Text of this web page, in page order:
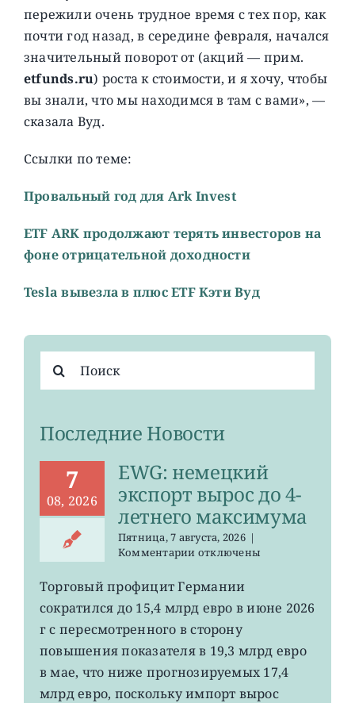
пережили очень трудное время с тех пор, как
почти год назад, в середине февраля, начался
значительный поворот от (акций — прим.
etfunds.ru) роста к стоимости, и я хочу, чтобы
вы знали, что мы находимся в там с вами», —
сказала Вуд.
Ссылки по теме:
Провальный год для Ark Invest
ETF ARK продолжают терять инвесторов на
фоне отрицательной доходности
Tesla вывезла в плюс ETF Кэти Вуд
поиска:
Последние Новости
7
08, 2026
EWG: немецкий
экспорт вырос до 4-
летнего максимума
Пятница, 7 августа, 2026 |
Комментариик
EWG:
немецкий
экспорт
вырос
4-
летнего
отключены
Торговый профицит Германии
сократился до 15,4 млрд евро в июне 2026
г с пересмотренного в сторону
повышения показателя в 19,3 млрд евро
в мае, что ниже прогнозируемых 17,4
млрд евро, поскольку импорт вырос